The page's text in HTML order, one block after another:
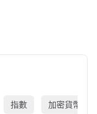
指數 加密貨幣